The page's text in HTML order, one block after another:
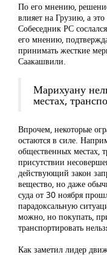
По его мнению,
влияет на Грузию, а
Собеседник РС
его мнению,
принимать жесткие
Саакашвили.
Марихуану
местах,
Впрочем, некоторые
остаются в силе.
общественных местах,
присутствии
действующий закон
вещество, но даже
суда от 30 ноября
парадоксальную
можно, но покупать,
транспортировать
Как заметил лидер